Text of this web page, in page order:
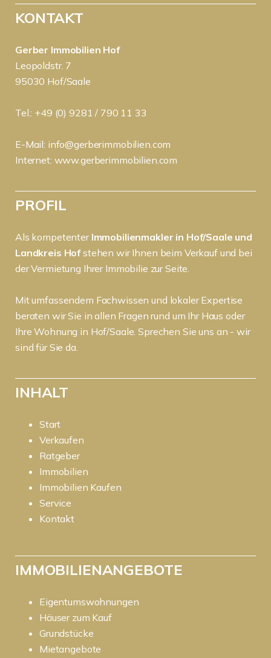
KONTAKT
Gerber Immobilien Hof
Leopoldstr. 7
95030 Hof/Saale
Tel.: +49 (0) 9281 / 790 11 33
E-Mail: info@gerberimmobilien.com
Internet: www.gerberimmobilien.com
PROFIL
Als kompetenter Immobilienmakler in Hof/Saale und
Landkreis Hofstehen wir Ihnen beim Verkauf und bei
der Vermietung Ihrer Immobilie zur Seite.
Mit umfassendem Fachwissen und lokaler Expertise
beraten wir Sie in allen Fragen rund um Ihr Haus oder
Ihre Wohnung in Hof/Saale. Sprechen Sie uns an - wir
sind für Sie da.
INHALT
Start
Verkaufen
Ratgeber
Immobilien
Immobilien Kaufen
Service
Kontakt
IMMOBILIENANGEBOTE
Eigentumswohnungen
Häuser zum Kauf
Grundstücke
Mietangebote